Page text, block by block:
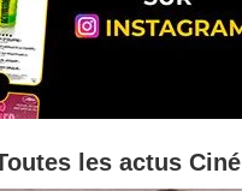
les actus Ciné